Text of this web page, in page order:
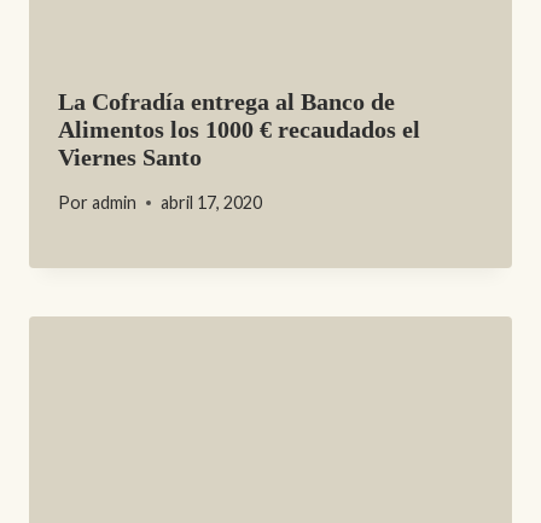
La Cofradía entrega al Banco de
Alimentos los 1000 € recaudados el
Viernes Santo
Por admin abril 17, 2020